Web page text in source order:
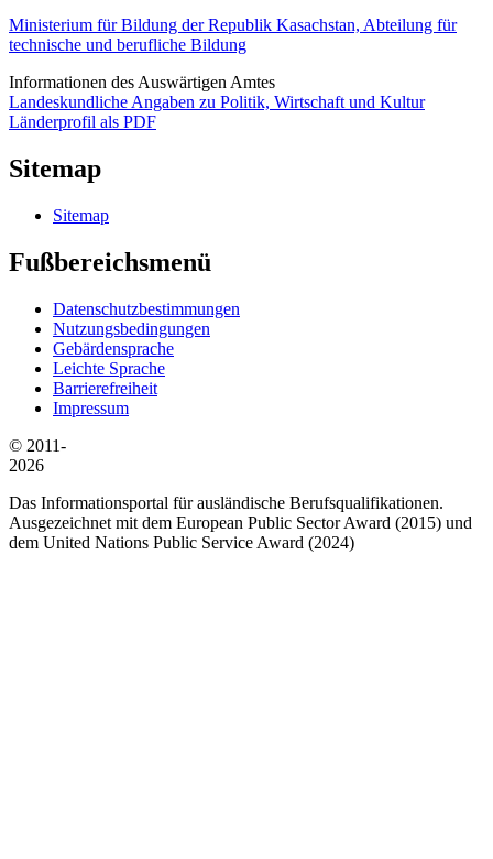
Ministerium für Bildung der Republik Kasachstan, Abteilung für
technische und berufliche Bildung
Informationen des Auswärtigen Amtes
Landeskundliche Angaben zu Politik, Wirtschaft und Kultur
Länderprofil als PDF
Sitemap
Sitemap
Fußbereichsmenü
Datenschutzbestimmungen
Nutzungsbedingungen
Gebärdensprache
Leichte Sprache
Barrierefreiheit
Impressum
© 2011-
2026
Das Informationsportal für ausländische Berufsqualifikationen.
Ausgezeichnet mit dem European Public Sector Award (2015) und
dem United Nations Public Service Award (2024)